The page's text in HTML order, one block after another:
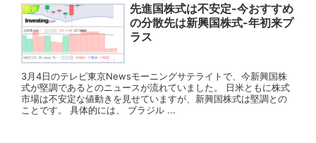
投資
先進国株式は不安定-今おすすめ
の分散先は新興国株式-年初来プ
ラス
3月4日のテレビ東京Newsモーニングサテライトで、今新興国株
式が堅調であるとのニュースが流れていました。 日米ともに株式
市場は不安定な値動きを見せていますが、新興国株式は堅調との
ことです。 具体的には、 ブラジル ...